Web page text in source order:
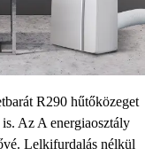
R290 hűtőközeget
Az A energiaosztály
Lelkifurdalás nélkül